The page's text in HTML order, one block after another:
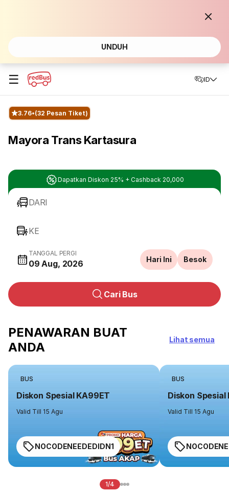
UNDUH
☰ ID
3.76 (32 Pesan Tiket)
Mayora Trans Kartasura
Dapatkan Diskon 25% + Cashback 20,000
DARI
KE
TANGGAL PERGI
09 Aug, 2026 Hari Ini Besok
Cari Bus
PENAWARAN BUAT
ANDA
Lihat semua
BUS
Diskon Spesial KA99ET
Valid Till 15 Agu
NOCODENEEDEDIDN1
BUS
Diskon Spesial
Valid Till 15 Agu
1/4